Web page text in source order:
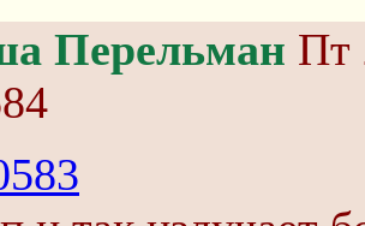
Перельман Пт